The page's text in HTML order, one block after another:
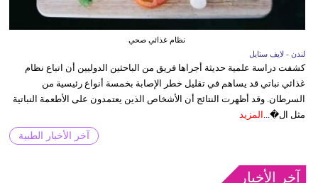
نظام غذائي صحي
لندن - لايف ستايل
كشفت دراسة علمية حديثة أجراها فريق من الباحثين الدوليين أن اتباع نظام
غذائي نباتي قد يساهم في تقليل خطر الإصابة بخمسة أنواع رئيسية من
السرطان. وقد أظهرت النتائج أن الأشخاص الذين يعتمدون على الأطعمة النباتية
مثل ال�...
المزيد
آخر الأخبار الطبية
آخر الأخبار